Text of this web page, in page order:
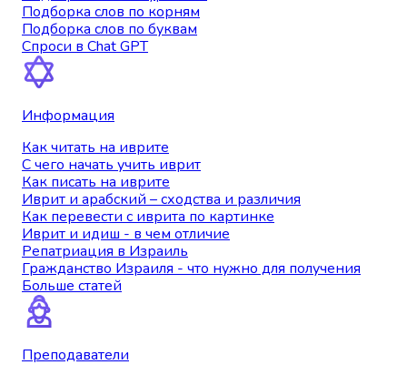
Подборка слов по корням
Подборка слов по буквам
Спроси в Chat GPT
Информация
Как читать на иврите
С чего начать учить иврит
Как писать на иврите
Иврит и арабский – сходства и различия
Как перевести с иврита по картинке
Иврит и идиш - в чем отличие
Репатриация в Израиль
Гражданство Израиля - что нужно для получения
Больше статей
Преподаватели